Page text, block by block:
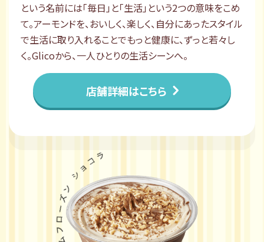
という名前には「毎日」と「生活」という2つの意味をこめ
て。アーモンドを、おいしく、楽しく、自分にあったスタイル
で生活に取り入れることでもっと健康に、ずっと若々し
く。Glicoから、一人ひとりの生活シーンへ。
店舗詳細はこちら